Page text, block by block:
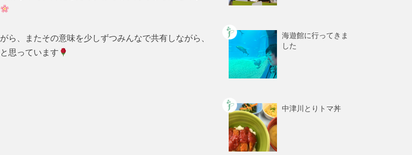
、またその意味を少しずつみんなで共有しながら、
思っています
海遊館に行ってきま
した
中津川とりトマ丼